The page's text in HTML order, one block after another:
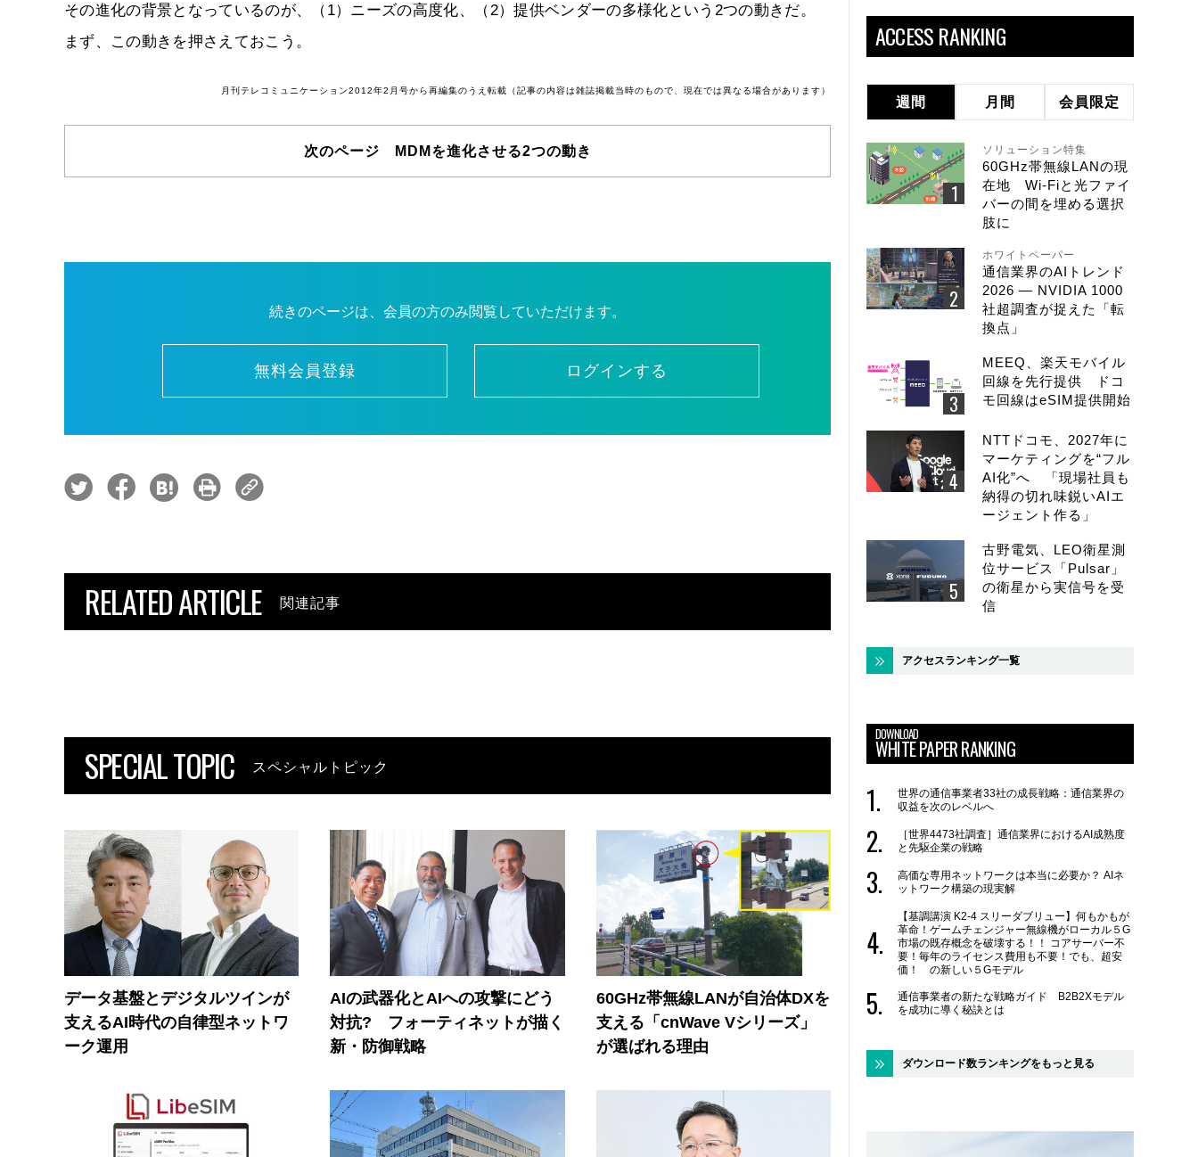
その進化の背景となっているのが、（1）ニーズの高度化、（2）提供ベンダーの多様化という2つの動きだ。
まず、この動きを押さえておこう。
月刊テレコミュニケーション2012年2月号から再編集のうえ転載（記事の内容は雑誌掲載当時のもので、現在では異なる場合があります）
次のページ MDMを進化させる2つの動き
続きのページは、会員の方のみ閲覧していただけます。
無料会員登録 ログインする
RELATED ARTICLE 関連記事
SPECIAL TOPIC スペシャルトピック
データ基盤とデジタルツインが
支えるAI時代の自律型ネットワ
ーク運用
AIの武器化とAIへの攻撃にどう
対抗? フォーティネットが描く
新・防御戦略
60GHz帯無線LANが自治体DXを
支える「cnWave Vシリーズ」
が選ばれる理由
ACCESS RANKING
週間 月間 会員限定
ソリューション特集
60GHz帯無線LANの現
在地 Wi-Fiと光ファイ
バーの間を埋める選択
肢に
ホワイトペーパー
通信業界のAIトレンド
2026 ― NVIDIA 1000
社超調査が捉えた「転
換点」
MEEQ、楽天モバイル
回線を先行提供 ドコ
モ回線はeSIM提供開始
NTTドコモ、2027年に
マーケティングを“フル
AI化”へ 「現場社員も
納得の切れ味鋭いAIエ
ージェント作る」
古野電気、LEO衛星測
位サービス「Pulsar」
の衛星から実信号を受
信
アクセスランキング一覧
DOWNLOAD
WHITE PAPER RANKING
世界の通信事業者33社の成長戦略：通信業界の
収益を次のレベルへ
［世界4473社調査］通信業界におけるAI成熟度
と先駆企業の戦略
高価な専用ネットワークは本当に必要か？ AIネ
ットワーク構築の現実解
【基調講演 K2-4 スリーダブリュー】何もかもが
革命！ゲームチェンジャー無線機がローカル５G
市場の既存概念を破壊する！！ コアサーバー不
要！毎年のライセンス費用も不要！でも、超安
価！ の新しい５Gモデル
通信事業者の新たな戦略ガイド B2B2Xモデル
を成功に導く秘訣とは
ダウンロード数ランキングをもっと見る